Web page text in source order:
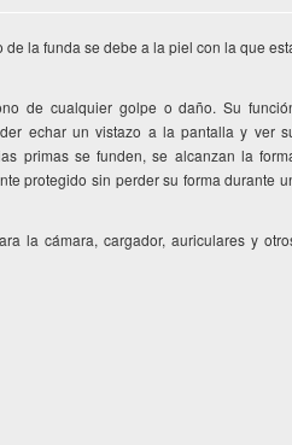
la funda se debe a la piel con la que
de cualquier golpe o daño. Su
echar un vistazo a la pantalla y ver
primas se funden, se alcanzan la
protegido sin perder su forma durante
la cámara, cargador, auriculares y